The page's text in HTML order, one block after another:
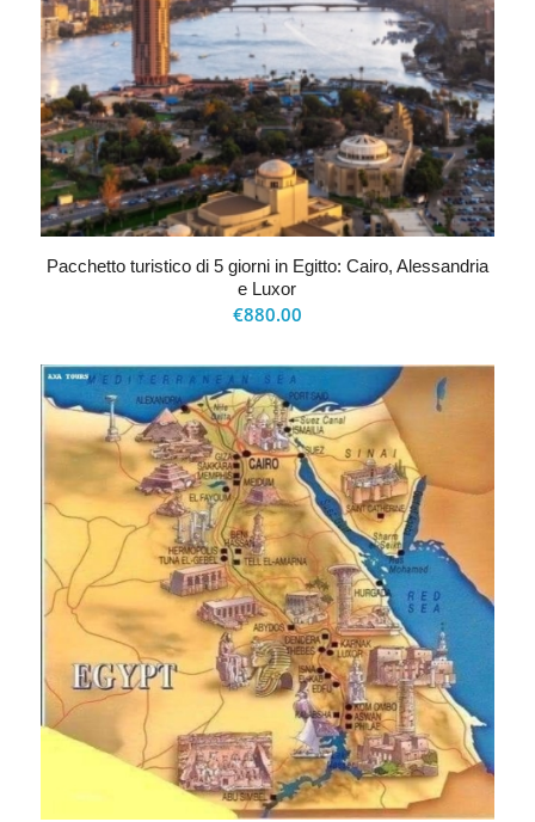
Pacchetto turistico di 5 giorni in Egitto: Cairo, Alessandria
e Luxor
€880.00